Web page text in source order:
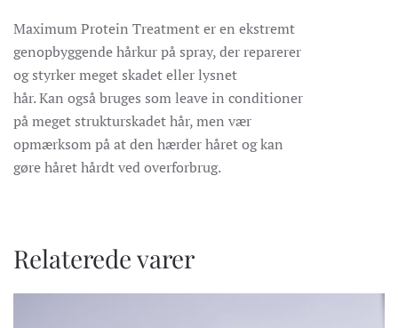
Maximum Protein Treatment er en ekstremt
genopbyggende hårkur på spray, der reparerer
og styrker meget skadet eller lysnet
hår. Kan også bruges som leave in conditioner
på meget strukturskadet hår, men vær
opmærksom på at den hærder håret og kan
gøre håret hårdt ved overforbrug.
Relaterede varer